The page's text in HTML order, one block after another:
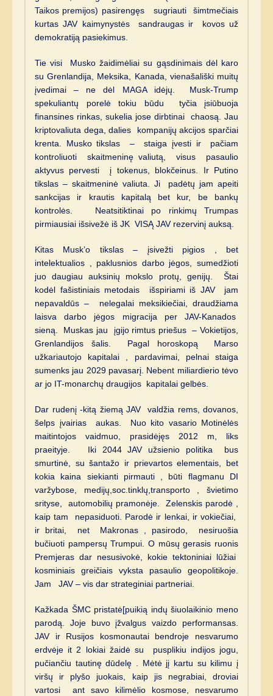
Taikos premijos) pasirengęs sugriauti šimtmečiais
kurtas JAV kaimynystės sandraugas ir kovos už
demokratiją pasiekimus.
Tie visi Musko žaidimėliai su gąsdinimais dėl karo
su Grenlandija, Meksika, Kanada, vienašališki muitų
įvedimai – ne dėl MAGA idėjų. Musk-Trump
spekuliantų porelė tokiu būdu tyčia įsiūbuoja
finansines rinkas, sukelia jose dirbtinai chaosą. Jau
kriptovaliuta dega, dalies kompanijų akcijos sparčiai
krenta. Musko tikslas – staiga įvesti ir pačiam
kontroliuoti skaitmeninę valiutą, visus pasaulio
aktyvus pervesti į tokenus, blokčeinus. Ir Putino
tikslas – skaitmeninė valiuta. Ji padėtų jam apeiti
sankcijas ir krautis kapitalą bet kur, be bankų
kontrolės. Neatsitiktinai po rinkimų Trumpas
pirmiausiai išsivežė iš JK VISĄ JAV rezervinį auksą.
Kitas Musk’o tikslas – įsivežti pigios , bet
intelektualios , paklusnios darbo jėgos, sumedžioti
juo daugiau auksinių mokslo protų, genijų. Štai
kodėl fašistiniais metodais išspiriami iš JAV jam
nepavaldūs – nelegalai meksikiečiai, draudžiama
laisva darbo jėgos migracija per JAV-Kanados
sieną. Muskas jau įgijo rimtus priešus – Vokietijos,
Grenlandijos šalis. Pagal horoskopą Marso
užkariautojo kapitalai , pardavimai, pelnai staiga
sumenks jau 2029 pavasarį. Nebent miliardierio tėvo
ar jo IT-monarchų draugijos kapitalai gelbės.
Dar rudenį -kitą žiemą JAV valdžia rems, dovanos,
šelps įvairias aukas. Nuo kito vasario Motinėlės
maitintojos vaidmuo, prasidėjęs 2012 m, liks
praeityje. Iki 2044 JAV užsienio politika bus
smurtinė, su šantažo ir prievartos elementais, bet
kokia kaina siekianti pirmauti , būti flagmanu DI
varžybose, medijų,soc.tinklų,transporto , švietimo
srityse, automobilių pramonėje. Zelenskis parodė ,
kaip tam nepasiduoti. Parodė ir lenkai, ir vokiečiai,
ir britai, net Makronas , pasirodo, nesiruošia
bučiuoti pampersų Trumpui. O mūsų gerasis ruonis
Premjeras dar nesusivokė, kokie tektoniniai lūžiai
kosminiais greičiais vyksta pasaulio geopolitikoje.
Jam JAV – vis dar strateginiai partneriai.
Kažkada ŠMC pristatė[puikią indų šiuolaikinio meno
parodą. Joje buvo įžvalgus vaizdo performansas.
JAV ir Rusijos kosmonautai bendroje nesvarumo
erdvėje it 2 lokiai žaidė su pusplikiu indijos jogu,
pučiančiu tautinę dūdelę . Mėtė jį kartu su kilimu į
viršų ir plyšo juokais, kaip jis negrabiai, droviai
vartosi ant savo kilimėlio kosmose, nesvarumo